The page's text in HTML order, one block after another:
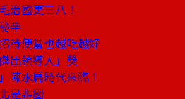
治國更三八！
辛
待便當也越吃越好
出領導人」獎
陳水扁時代來臨！
是非圈